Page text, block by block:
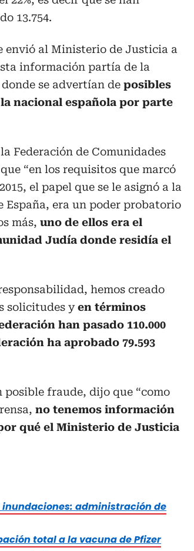
13.754.
envió al Ministerio de Justicia a
información partía de la
se advertían de posibles
nacional española por parte
Federación de Comunidades
“en los requisitos que marcó
el papel que se le asignó a la
España, era un poder probatorio
más, uno de ellos era el
Judía donde residía el
hemos creado
solicitudes yen términos
han pasado 110.000
ha aprobado 79.593
fraude, dijo que “como
no tenemos información
qué el Ministerio de Justicia
inundaciones: administración de
total a la vacuna de Pfizer